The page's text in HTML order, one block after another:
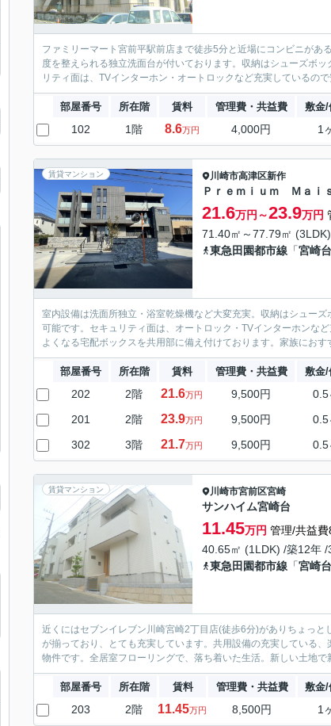
ファミリーマート宮前平駅前店まで徒歩5分と近場にコンビニが
度を整えられる独立洗面台が付いております。収納はシューズボ
リティ面は、TVインターホン・オートロックなど充実しているの
部屋番号 所在階 賃料 管理費・共益費 敷金/
102 1階 8.6万円 4,000円 1
賃貸マンション 川崎市高津区新作
Ｐｒｅｍｉｕｍ Ｍａｉ
21.6万円～23.9万円
71.40㎡～77.79㎡
東急田園都市線 「宮崎台
室内設備は洗面所独立・浴室乾燥機など大変充実。収納はシュー
可能です。セキュリティ面は、オートロック・TVインターホンな
よくなる宅配ボックスを共用部に備え付けております。家族にお
部屋番号 所在階 賃料 管理費・共益費 敷金/
202 2階 21.6万円 9,500円 0.5
201 2階 23.9万円 9,500円 0.5
302 3階 21.7万円 9,500円 0.5
賃貸マンション 川崎市宮前区宮崎
サンハイム宮崎台
11.45万円 管理/共益費
40.65㎡ (1LDK) /築12年 /
東急田園都市線 「宮崎台
近くにはセブンイレブン川崎宮崎2丁目店(徒歩6分)がありちょっ
が揃っており、とても充実しています。共用設備の充実している
物件です。全居室フローリングで、落ち着いた生活。新しい土地
部屋番号 所在階 賃料 管理費・共益費 敷金/
203 2階 11.45万円 8,500円 1